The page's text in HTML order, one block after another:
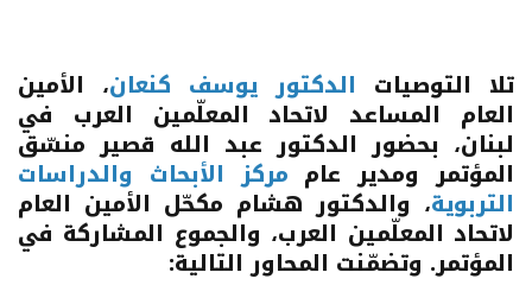
تلا التوصيات الدكتور يوسف كنعان، الأمين
العام المساعد لاتحاد المعلّمين العرب في
لبنان، بحضور الدكتور عبد الله قصير منسّق
المؤتمر ومدير عام مركز الأبحاث والدراسات
التربوية، والدكتور هشام مكحّل الأمين العام
لاتحاد المعلّمين العرب، والجموع المشاركة في
المؤتمر. وتضمّنت المحاور التالية: